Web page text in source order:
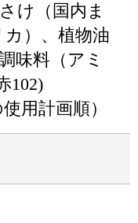
け（国内ま
）、植物油
味料（アミ
102)
用計画順）